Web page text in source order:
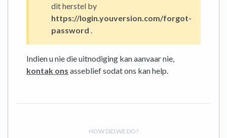
dit herstel by
https://login.youversion.com/forgot-
password .
Indien u nie die uitnodiging kan aanvaar nie,
kontak ons ​​​​asseblief sodat ons kan help.
HOW DID WE DO?